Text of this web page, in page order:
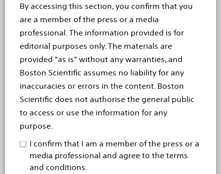
By accessing this section, you confirm that you
are a member of the press or a media
professional. The information provided is for
editorial purposes only. The materials are
provided "as is" without any warranties, and
Boston Scientific assumes no liability for any
inaccuracies or errors in the content. Boston
Scientific does not authorise the general public
to access or use the information for any
purpose.
I confirm that I am a member of the press or a
media professional and agree to the terms
and conditions.
"beabsichtigen" und ähnliches ausgedrückt werden.
Diese vorausblickenden Aussagen basieren auf unseren
Erwartungen, Annahmen und Einschätzungen, zu
denen wir anhand der derzeit verfügbaren
Informationen gelangt sind. Sie sind nicht dazu
gedacht, Garantien für zukünftige Ereignisse oder
Leistungen zu geben. Die vorausblickenden Aussagen
enthalten u. a. Aussagen über Produkteinführungen
und Einführungsintervalle, behördliche Zulassungen,
klinische Studien, Produktleistungen, konkurrierende
Angebote und Marktpositionierungen. Wenn die
zugrunde liegenden Annahmen sich als falsch erweisen
sollten oder wenn bestimmte Risiken oder